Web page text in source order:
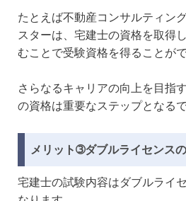
たとえば不動産コンサルティン
スターは、宅建士の資格を取得
むことで受験資格を得ることが
さらなるキャリアの向上を目指
の資格は重要なステップとなるで
メリット➂ダブルライセンス
宅建士の試験内容はダブルライ